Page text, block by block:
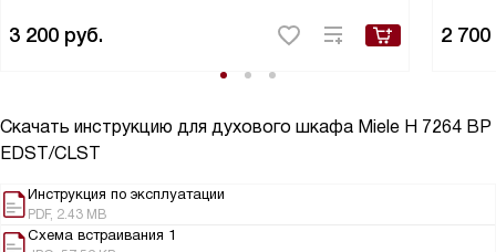
3 200 руб. 2 700
Скачать инструкцию для духового шкафа Miele H 7264 BP
EDST/CLST
Инструкция по эксплуатации
PDF, 2.43 MB
Схема встраивания 1